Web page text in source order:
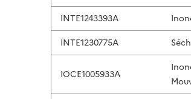
INTE1243393A
INTE1230775A
IOCE1005933A